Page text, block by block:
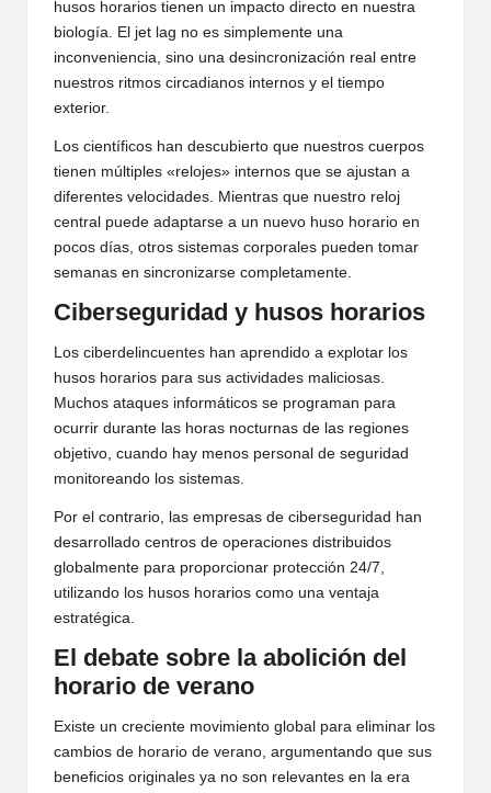
husos horarios tienen un impacto directo en nuestra
biología. El jet lag no es simplemente una
inconveniencia, sino una desincronización real entre
nuestros ritmos circadianos internos y el tiempo
exterior.
Los científicos han descubierto que nuestros cuerpos
tienen múltiples «relojes» internos que se ajustan a
diferentes velocidades. Mientras que nuestro reloj
central puede adaptarse a un nuevo huso horario en
pocos días, otros sistemas corporales pueden tomar
semanas en sincronizarse completamente.
Ciberseguridad y husos horarios
Los ciberdelincuentes han aprendido a explotar los
husos horarios para sus actividades maliciosas.
Muchos ataques informáticos se programan para
ocurrir durante las horas nocturnas de las regiones
objetivo, cuando hay menos personal de seguridad
monitoreando los sistemas.
Por el contrario, las empresas de ciberseguridad han
desarrollado centros de operaciones distribuidos
globalmente para proporcionar protección 24/7,
utilizando los husos horarios como una ventaja
estratégica.
El debate sobre la abolición del
horario de verano
Existe un creciente movimiento global para eliminar los
cambios de horario de verano, argumentando que sus
beneficios originales ya no son relevantes en la era